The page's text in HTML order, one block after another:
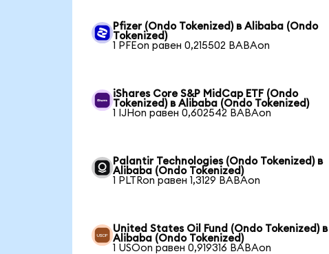
Pfizer (Ondo Tokenized) в Alibaba (Ondo
Tokenized)
1 PFEon равен 0,215502 BABAon
iShares Core S&P MidCap ETF (Ondo
Tokenized) в Alibaba (Ondo Tokenized)
1 IJHon равен 0,602542 BABAon
Palantir Technologies (Ondo Tokenized) в
Alibaba (Ondo Tokenized)
1 PLTRon равен 1,3129 BABAon
United States Oil Fund (Ondo Tokenized) в
Alibaba (Ondo Tokenized)
1 USOon равен 0,919316 BABAon